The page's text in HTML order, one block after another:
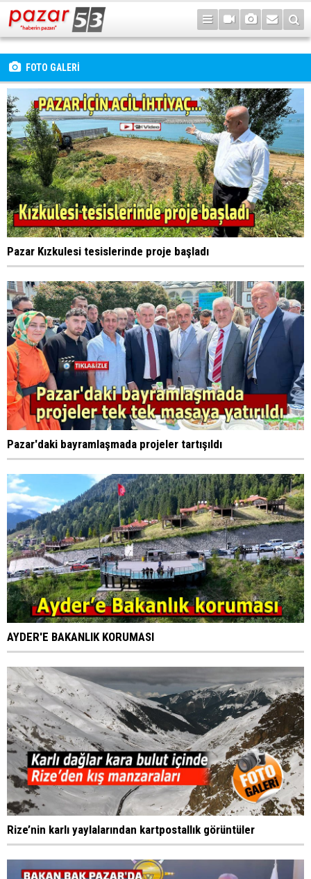
FOTO GALERİ
Pazar Kızkulesi tesislerinde proje başladı
Pazar'daki bayramlaşmada projeler tartışıldı
AYDER'E BAKANLIK KORUMASI
Rize’nin karlı yaylalarından kartpostallık görüntüler